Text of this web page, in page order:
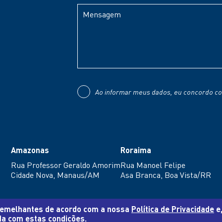
Ao informar meus dados, eu concordo
Amazonas
Rua Professor Geraldo Amorim
Cidade Nova, Manaus/AM
Roraima
Rua Manoel Felipe
Asa Branca, Boa Vista/RR
Lubrificantes. Todos os direitos reservados|Política de Privacidade|
de acordo com a nossa Política de Privacidade
com estas condições.